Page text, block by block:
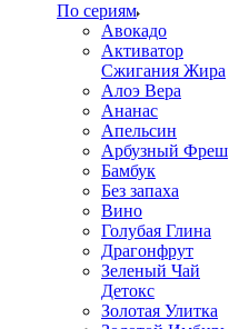
По сериям
Авокадо
Активатор
Сжигания Жира
Алоэ Вера
Ананас
Апельсин
Арбузный Фреш
Бамбук
Без запаха
Вино
Голубая Глина
Драгонфрут
Зеленый Чай
Детокс
Золотая Улитка